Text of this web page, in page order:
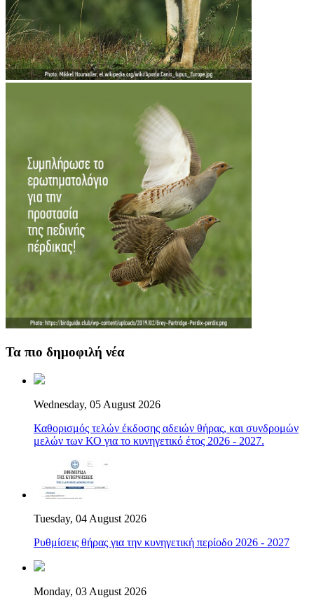
Τα πιο δημοφιλή νέα
Wednesday, 05 August 2026
Καθορισμός τελών έκδοσης αδειών θήρας, και συνδρομών
μελών των ΚΟ για το κυνηγετικό έτος 2026 - 2027.
Tuesday, 04 August 2026
Ρυθμίσεις θήρας για την κυνηγετική περίοδο 2026 - 2027
Monday, 03 August 2026